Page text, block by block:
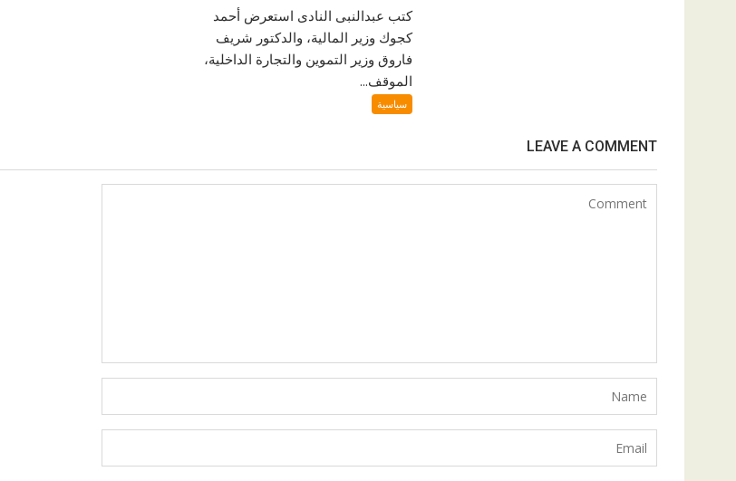
كتب عبدالنبى النادى استعرض أحمد
كجوك وزير المالية، والدكتور شريف
فاروق وزير التموين والتجارة الداخلية،
الموقف...
سياسية
LEAVE A COMMENT